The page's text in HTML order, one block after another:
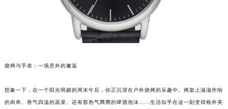
烧烤与手表：一场意外的邂逅
想象一下，在一个阳光明媚的周末午后，你正沉浸在户外烧烤的乐趣中。烤架上滋滋作响
的肉串、香气四溢的蔬菜、还有那热气腾腾的啤酒泡沫……生活似乎在这一刻变得格外美